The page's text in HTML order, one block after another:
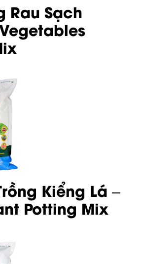
Rau Sạch
Kiểng Lá –
Potting Mix